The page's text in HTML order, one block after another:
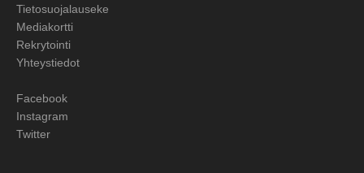
Tietosuojalauseke
Mediakortti
Rekrytointi
Yhteystiedot
Facebook
Instagram
Twitter